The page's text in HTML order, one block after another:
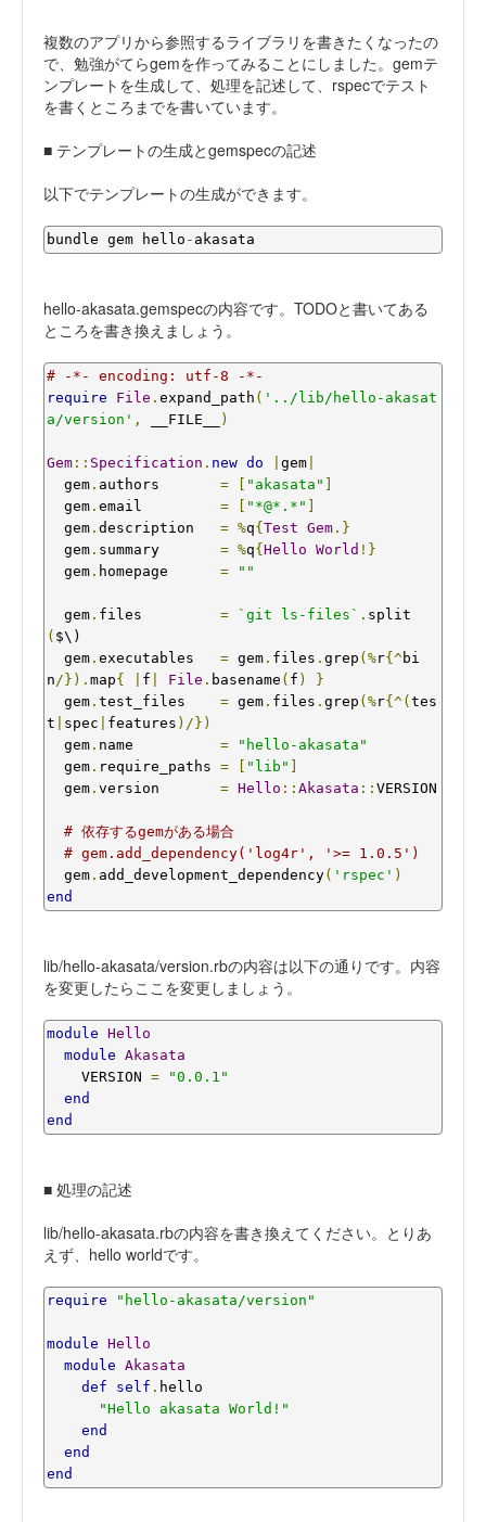
複数のアプリから参照するライブラリを書きたくなったの
で、勉強がてらgemを作ってみることにしました。gemテ
ンプレートを生成して、処理を記述して、rspecでテスト
を書くところまでを書いています。
■ テンプレートの生成とgemspecの記述
以下でテンプレートの生成ができます。
bundle gem hello - akasata
hello-akasata.gemspecの内容です。TODOと書いてある
ところを書き換えましょう。
# -*- encoding: utf-8 -*-
require
File . expand_path ( '../lib/hello-akasat
a/version' , __FILE__ )
Gem :: Specification . new do gem
  gem
. authors = [ "akasata" ]
  gem
. email = [ "*@*.*" ]
  gem
. description = %q{Test Gem .}
  gem
. summary = %q{Hello World !}
  gem
. homepage = ""
  gem
. files = `git ls-files` . split
( $\)
  gem
. executables = gem . files . grep (%r{^ bi
n /}). map{ f File . basename ( f )
}
  gem
. test_files = gem . files . grep (%r{^(tes
t
spec features )/})
  gem
. name =
"hello-akasata"
  gem
. require_paths = [ "lib" ]
  gem
. version = Hello :: Akasata :: VERSION
# 依存するgemがある場合
# gem.add_dependency('log4r', '>= 1.0.5')
  gem
. add_development_dependency( 'rspec' )
end
lib/hello-akasata/version.rbの内容は以下の通りです。内容
を変更したらここを変更しましょう。
module Hello
module Akasata
    VERSION
=
"0.0.1"
end
end
■ 処理の記述
lib/hello-akasata.rbの内容を書き換えてください。とりあ
えず、hello worldです。
require "hello-akasata/version"
module Hello
module Akasata
def
self . hello
"Hello akasata World!"
end
end
end